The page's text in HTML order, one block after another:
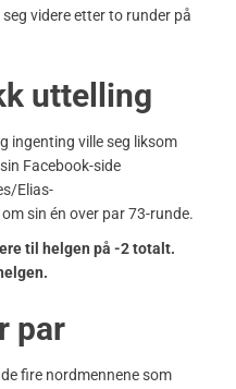
videre etter to runder på
uttelling
ingenting ville seg liksom
Facebook-side
Elias-
sin én over par 73-runde.
til helgen på -2 totalt.
par
fire nordmennene som